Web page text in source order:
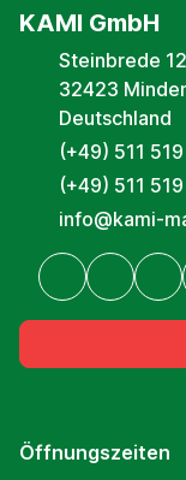
KAMI GmbH
Steinbrede 12
32423
Deutschland
(+49) 511
(+49) 511
info@kami-
Öffnungszeiten